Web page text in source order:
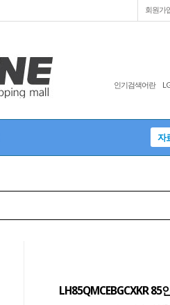
회원가
인기검색어란
자
LH85QMCEBGCXKR